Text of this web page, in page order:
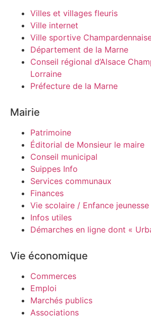
Villes et villages fleuris
Ville internet
Ville sportive
Département de la Marne
Conseil régional d’Alsace
Lorraine
Préfecture de la Marne
Mairie
Patrimoine
Éditorial de Monsieur le maire
Conseil municipal
Suippes Info
Services communaux
Finances
Vie scolaire / Enfance
Infos utiles
Démarches en ligne dont «
Vie économique
Commerces
Emploi
Marchés publics
Associations